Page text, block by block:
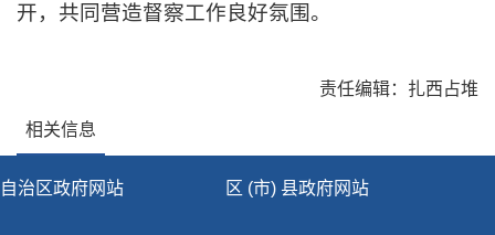
开，共同营造督察工作良好氛围。
责任编辑：扎西占堆
相关信息
自治区政府网站 区 (市) 县政府网站